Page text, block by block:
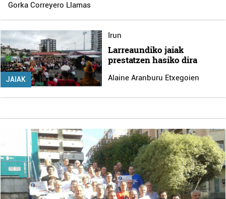
Gorka Correyero Llamas
JAIAK
Irun
Larreaundiko jaiak
prestatzen hasiko dira
Alaine Aranburu Etxegoien